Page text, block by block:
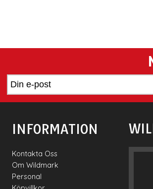
INFORMATION
Kontakta Oss
Om Wildmark
Personal